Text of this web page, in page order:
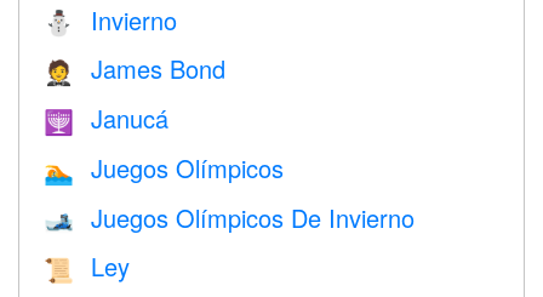
⛄ Invierno
🤵 James Bond
🕎 Janucá
🏊 Juegos Olímpicos
🎿 Juegos Olímpicos De Invierno
📜 Ley